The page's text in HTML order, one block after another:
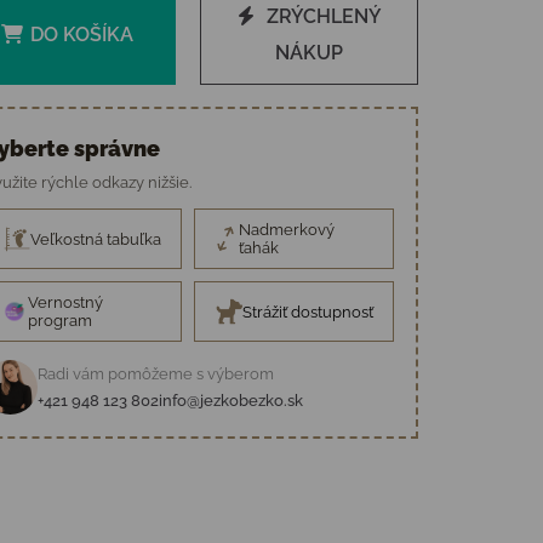
DO KOŠÍKA
ZRÝCHLENÝ
NÁKUP
správne
rýchle odkazy nižšie.
Veľkostná tabuľka
Nadmerkový
ťahák
Vernostný
program
Strážiť dostupnosť
Radi vám pomôžeme s výberom
+421 948 123 802info@jezkobezko.sk